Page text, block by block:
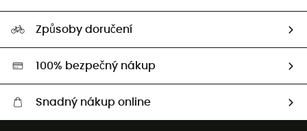
Naši Ambasadoři
HardGreen
Způsoby doručení
100% bezpečný nákup
Snadný nákup online